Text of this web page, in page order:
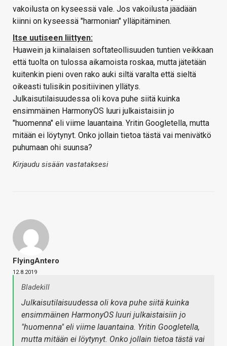
vakoilusta on kyseessä vale. Jos vakoilusta jäädään
kiinni on kyseessä "harmonian" ylläpitäminen.
Itse uutiseen liittyen:
Huawein ja kiinalaisen softateollisuuden tuntien veikkaan
että tuolta on tulossa aikamoista roskaa, mutta jätetään
kuitenkin pieni oven rako auki siltä varalta että sieltä
oikeasti tulisikin positiivinen yllätys.
Julkaisutilaisuudessa oli kova puhe siitä kuinka
ensimmäinen HarmonyOS luuri julkaistaisiin jo
"huomenna" eli viime lauantaina. Yritin Googletella, mutta
mitään ei löytynyt. Onko jollain tietoa tästä vai menivätkö
puhumaan ohi suunsa?
Kirjaudu sisään vastataksesi
FlyingAntero
12.8.2019
Bladekill
Julkaisutilaisuudessa oli kova puhe siitä kuinka
ensimmäinen HarmonyOS luuri julkaistaisiin jo
"huomenna" eli viime lauantaina. Yritin Googletella,
mutta mitään ei löytynyt. Onko jollain tietoa tästä vai